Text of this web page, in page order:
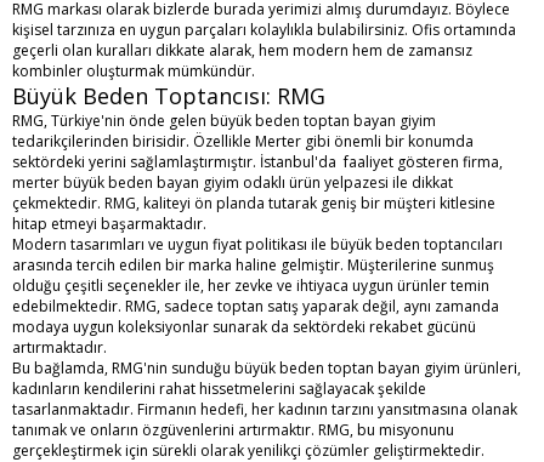
RMG markası olarak bizlerde burada yerimizi almış durumdayız. Böylece
kişisel tarzınıza en uygun parçaları kolaylıkla bulabilirsiniz. Ofis ortamında
geçerli olan kuralları dikkate alarak, hem modern hem de zamansız
kombinler oluşturmak mümkündür.
Büyük Beden Toptancısı: RMG
RMG, Türkiye'nin önde gelen büyük beden toptan bayan giyim
tedarikçilerinden birisidir. Özellikle Merter gibi önemli bir konumda
sektördeki yerini sağlamlaştırmıştır. İstanbul'da faaliyet gösteren firma,
merter büyük beden bayan giyim odaklı ürün yelpazesi ile dikkat
çekmektedir. RMG, kaliteyi ön planda tutarak geniş bir müşteri kitlesine
hitap etmeyi başarmaktadır.
Modern tasarımları ve uygun fiyat politikası ile büyük beden toptancıları
arasında tercih edilen bir marka haline gelmiştir. Müşterilerine sunmuş
olduğu çeşitli seçenekler ile, her zevke ve ihtiyaca uygun ürünler temin
edebilmektedir. RMG, sadece toptan satış yaparak değil, aynı zamanda
modaya uygun koleksiyonlar sunarak da sektördeki rekabet gücünü
artırmaktadır.
Bu bağlamda, RMG'nin sunduğu büyük beden toptan bayan giyim ürünleri,
kadınların kendilerini rahat hissetmelerini sağlayacak şekilde
tasarlanmaktadır. Firmanın hedefi, her kadının tarzını yansıtmasına olanak
tanımak ve onların özgüvenlerini artırmaktır. RMG, bu misyonunu
gerçekleştirmek için sürekli olarak yenilikçi çözümler geliştirmektedir.